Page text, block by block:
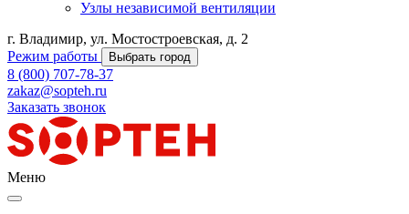
Узлы независимой вентиляции
г. Владимир, ул. Мостостроевская, д. 2
Режим работы
Выбрать город
8 (800) 707-78-37
zakaz@sopteh.ru
Заказать звонок
Меню